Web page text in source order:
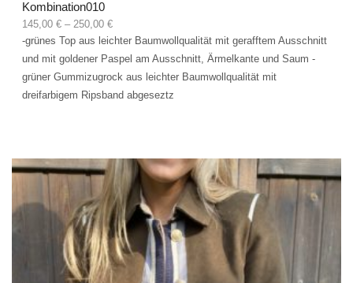
Kombination010
145,00 € – 250,00 €
-grünes Top aus leichter Baumwollqualität mit gerafftem Ausschnitt
und mit goldener Paspel am Ausschnitt, Ärmelkante und Saum -
grüner Gummizugrock aus leichter Baumwollqualität mit
dreifarbigem Ripsband abgeseztz